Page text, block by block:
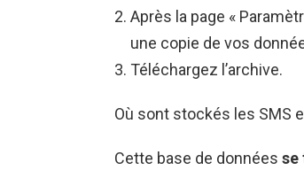
Après la page «
une copie de vos
Téléchargez l’archive.
Où sont stockés les SMS
Cette base de données se